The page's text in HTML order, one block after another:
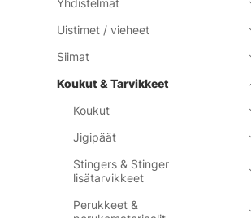
Yhdistelmät
Uistimet / vieheet
Siimat
Koukut & Tarvikkeet
Koukut
Jigipäät
Stingers & Stinger
lisätarvikkeet
Perukkeet &
Camo Tungsten Jika Sinker